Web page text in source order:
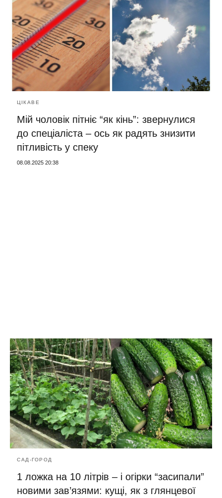
ЦІКАВЕ
Мій чоловік пітніє “як кінь”: звернулися
до спеціаліста – ось як радять знизити
пітливість у спеку
08.08.2025 20:38
САД-ГОРОД
1 ложка на 10 літрів – і огірки “засипали”
новими зав’язями: кущі, як з глянцевої